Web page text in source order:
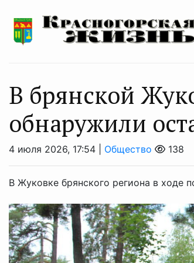
В брянской
обнаружили
4 июля 2026, 17:54 | Общество 138
В Жуковке брянского региона в ходе